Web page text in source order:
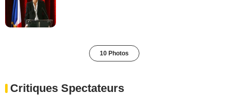
10 Photos
Critiques Spectateurs